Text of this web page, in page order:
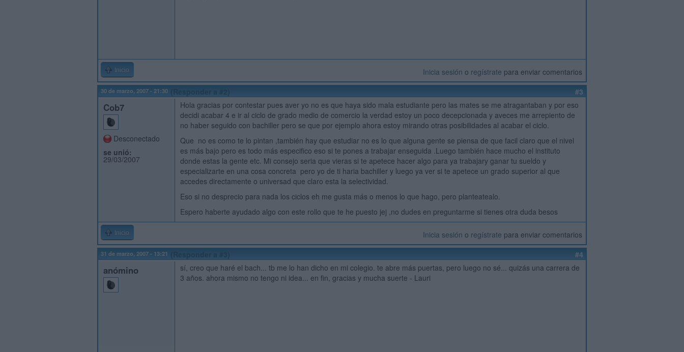
Inicio Inicia sesión o regístrate para enviar comentarios
30 de marzo, 2007 - 21:30 #3
Cob7
Desconectado
se unió:
29/03/2007
Hola gracias por contestar pues aver yo no es que haya sido mala estudiante pero las mates se me atragantaban y por eso
decidi acabar 4 e ir al ciclo de grado medio de comercio la verdad estoy un poco decepcionada y aveces me arrepiento de
no haber seguido con bachiller pero se que por ejemplo ahora estoy mirando otras posibilidades al acabar el ciclo.
Que no es como te lo pintan ,también hay que estudiar no es lo que alguna gente se piensa de que facil claro que el nivel
es más bajo pero es todo más especifico eso si te pones a trabajar enseguida .Luego también hace mucho el instituto
donde estas la gente etc. Mi consejo seria que vieras si te apetece hacer algo para ya trabajary ganar tu sueldo y
especializarte en una cosa concreta pero yo de ti haria bachiller y luego ya ver si te apetece un grado superior al que
accedes directamente o universad que claro esta la selectividad.
Eso si no desprecio para nada los ciclos eh me gusta más o menos lo que hago, pero planteatealo.
Espero haberte ayudado algo con este rollo que te he puesto jej ,no dudes en preguntarme si tienes otra duda besos
Inicio Inicia sesión o regístrate para enviar comentarios
31 de marzo, 2007 - 13:21 #4
anómino
sí, creo que haré el bach... tb me lo han dicho en mi colegio. te abre más puertas, pero luego no sé... quizás una carrera de
3 años. ahora mismo no tengo ni idea... en fin, gracias y mucha suerte - Lauri